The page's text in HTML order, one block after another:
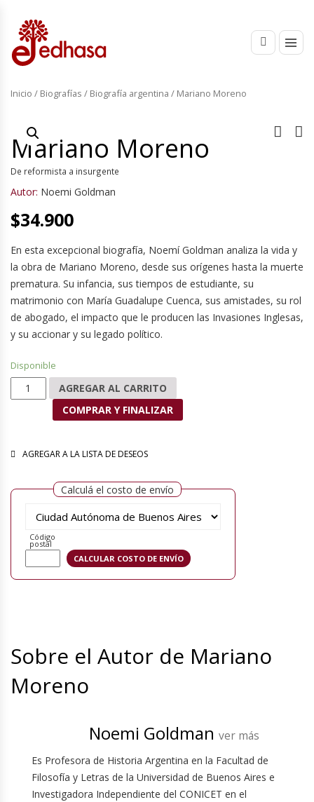
Inicio / Biografías / Biografía argentina / Mariano Moreno
Mariano Moreno
De reformista a insurgente
Autor: Noemi Goldman
$34.900
En esta excepcional biografía, Noemí Goldman analiza la vida y
la obra de Mariano Moreno, desde sus orígenes hasta la muerte
prematura. Su infancia, sus tiempos de estudiante, su
matrimonio con María Guadalupe Cuenca, sus amistades, su rol
de abogado, el impacto que le producen las Invasiones Inglesas,
y su accionar y su legado político.
Disponible
Mariano Moreno cantidad
AGREGAR AL CARRITO
COMPRAR Y FINALIZAR
AGREGAR A LA LISTA DE DESEOS
Calculá el costo de envío
Código
postal
Sobre el Autor de Mariano
Moreno
Noemi Goldman ver más
Es Profesora de Historia Argentina en la Facultad de
Filosofía y Letras de la Universidad de Buenos Aires e
Investigadora Independiente del CONICET en el